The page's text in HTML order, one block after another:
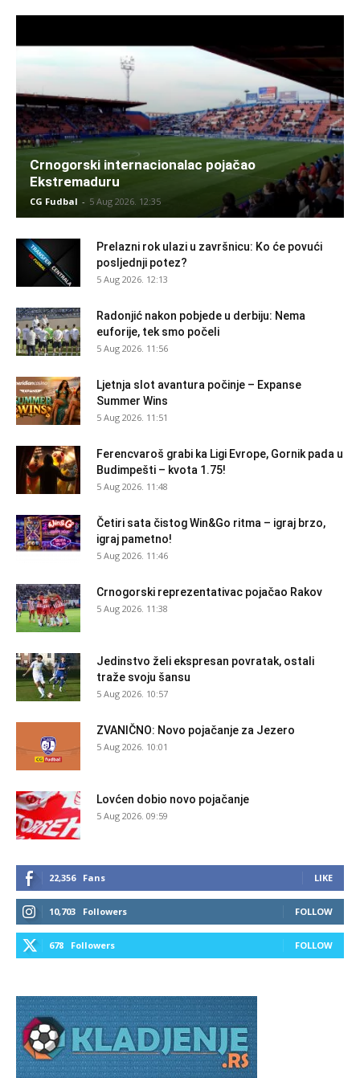
Crnogorski internacionalac pojačao
Ekstremaduru
CG Fudbal - 5 Aug 2026. 12:35
Prelazni rok ulazi u završnicu: Ko će povući
posljednji potez?
5 Aug 2026. 12:13
Radonjić nakon pobjede u derbiju: Nema
euforije, tek smo počeli
5 Aug 2026. 11:56
Ljetnja slot avantura počinje – Expanse
Summer Wins
5 Aug 2026. 11:51
Ferencvaroš grabi ka Ligi Evrope, Gornik pada u
Budimpešti – kvota 1.75!
5 Aug 2026. 11:48
Četiri sata čistog Win&Go ritma – igraj brzo,
igraj pametno!
5 Aug 2026. 11:46
Crnogorski reprezentativac pojačao Rakov
5 Aug 2026. 11:38
Jedinstvo želi ekspresan povratak, ostali
traže svoju šansu
5 Aug 2026. 10:57
ZVANIČNO: Novo pojačanje za Jezero
5 Aug 2026. 10:01
Lovćen dobio novo pojačanje
5 Aug 2026. 09:59
22,356 Fans LIKE
10,703 Followers FOLLOW
678 Followers FOLLOW